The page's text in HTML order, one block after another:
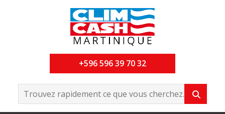
+596 596 39 70 32